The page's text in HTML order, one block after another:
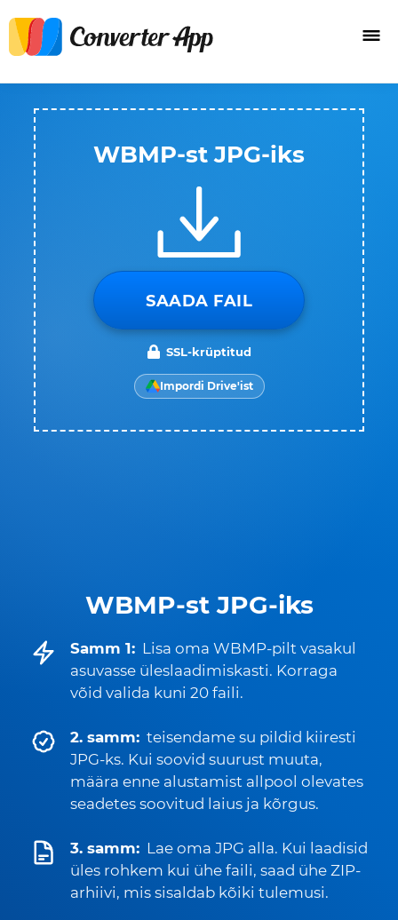
WBMP-st JPG-iks
Samm 1: Lisa oma WBMP-pilt vasakul
asuvasse üleslaadimiskasti. Korraga
võid valida kuni 20 faili.
2. samm: teisendame su pildid kiiresti
JPG-ks. Kui soovid suurust muuta,
määra enne alustamist allpool olevates
seadetes soovitud laius ja kõrgus.
3. samm: Lae oma JPG alla. Kui laadisid
üles rohkem kui ühe faili, saad ühe ZIP-
arhiivi, mis sisaldab kõiki tulemusi.
WBMP-st JPG-iks
SAADA FAIL
SSL-krüptitud
Impordi Drive'ist